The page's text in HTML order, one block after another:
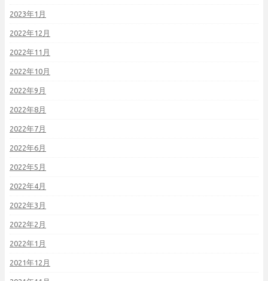
2023年1月
2022年12月
2022年11月
2022年10月
2022年9月
2022年8月
2022年7月
2022年6月
2022年5月
2022年4月
2022年3月
2022年2月
2022年1月
2021年12月